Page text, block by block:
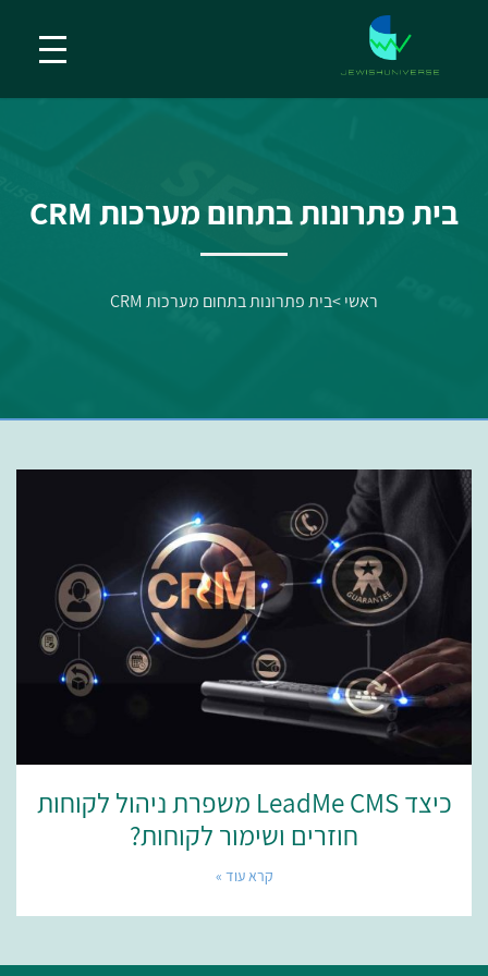
בית פתרונות בתחום מערכות CRM
ראשי>בית פתרונות בתחום מערכות CRM
כיצד LeadMe CMS משפרת ניהול לקוחות
חוזרים ושימור לקוחות?
קרא עוד »